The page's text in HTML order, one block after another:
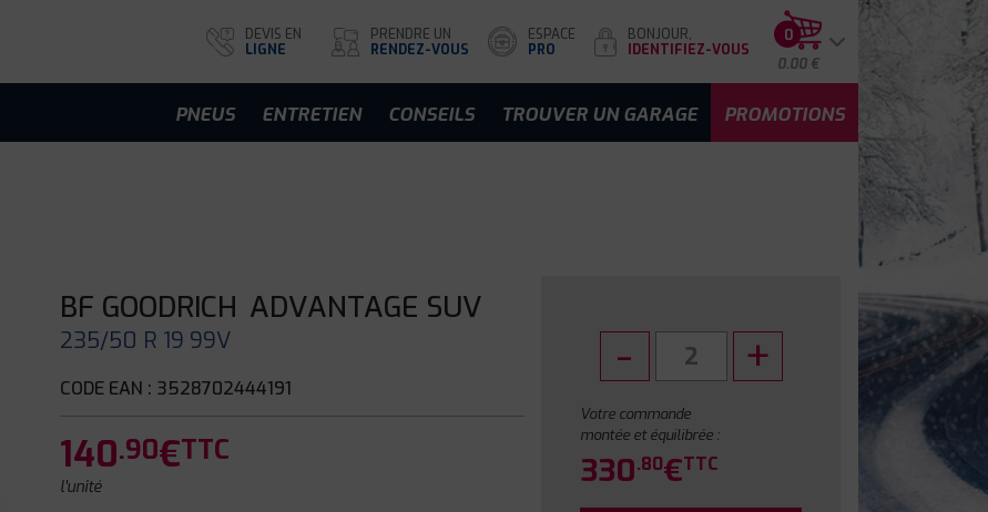
DEVIS EN
LIGNE
PRENDRE UN
RENDEZ-VOUS
ESPACE
PRO
BONJOUR,
IDENTIFIEZ-VOUS
0
0.00 €
PNEUS ENTRETIEN CONSEILS TROUVER UN GARAGE PROMOTIONS
BF GOODRICH ADVANTAGE SUV
235/50 R 19 99V
CODE EAN : 3528702444191
140.90€TTC
l'unité
Votre commande
montée et équilibrée :
330.80€TTC